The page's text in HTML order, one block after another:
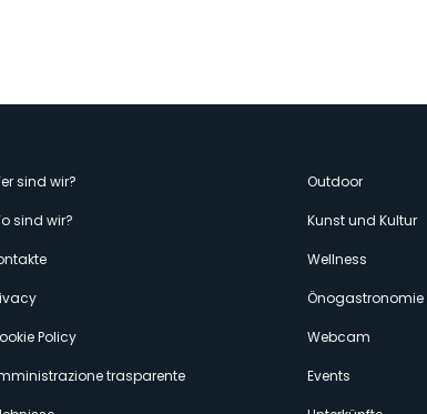
sind wir?
sind wir?
Policy
trasparente
Outdoor
Kunst und Kultur
Wellness
Önogastronomie
Webcam
Events